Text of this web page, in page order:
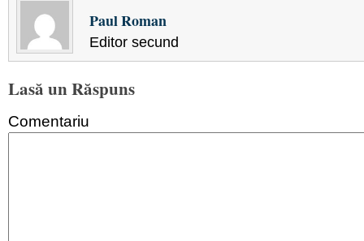
Paul Roman
Editor secund
Lasă un Răspuns
Comentariu